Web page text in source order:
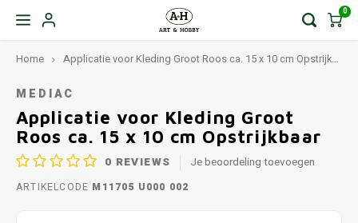
0
Home Applicatie voor Kleding Groot Roos ca. 15 x 10 cm Opstrijkbaar
MEDIAC
Applicatie voor Kleding Groot
Roos ca. 15 x 10 cm Opstrijkbaar
0 REVIEWS Je beoordeling toevoegen
ARTIKELCODE M11705 U000 002